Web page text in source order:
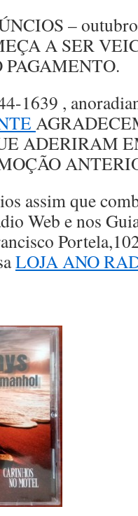
–
A SER
1639 ,
ADERIRAM
assim que
Web e nos
LOJA ANO